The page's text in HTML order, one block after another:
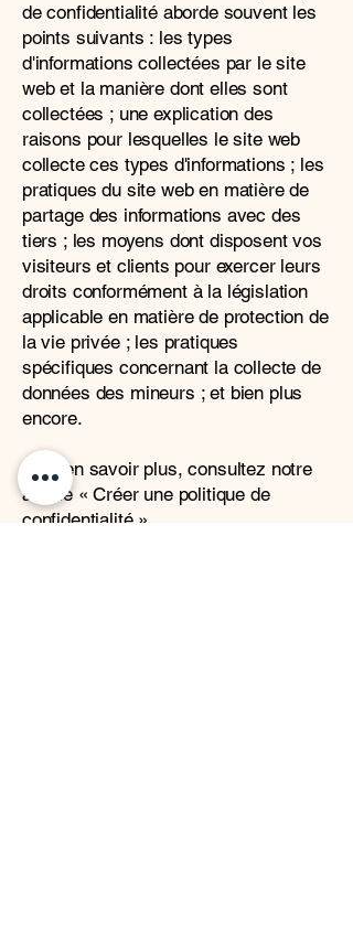
de confidentialité aborde souvent les
points suivants : les types
d'informations collectées par le site
web et la manière dont elles sont
collectées ; une explication des
raisons pour lesquelles le site web
collecte ces types d'informations ; les
pratiques du site web en matière de
partage des informations avec des
tiers ; les moyens dont disposent vos
visiteurs et clients pour exercer leurs
droits conformément à la législation
applicable en matière de protection de
la vie privée ; les pratiques
spécifiques concernant la collecte de
données des mineurs ; et bien plus
encore.
Pour en savoir plus, consultez notre
article «Créer une politique de
confidentialité».